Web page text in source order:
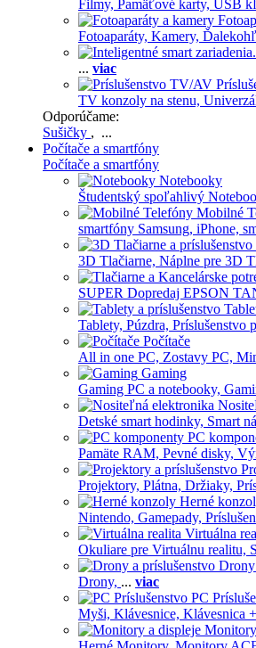
Filmy, Pamäťové karty, USB
Fotoaparáty, Kamery,
... viac
TV konzoly na stenu,
Odporúčame:
Sušičky , ...
Počítače a smartfóny
Počítače a smartfóny
Notebooky
Študentský spoľahlivý
Mobilné
smartfóny Samsung, iPhone,
3D Tlačiarne, Náplne pre 3D
SUPER Dopredaj EPSON
Tablety, Púzdra, Príslušenstvo
Počítače
All in one PC, Zostavy PC,
Gaming
Gaming PC a notebooky,
Detské smart hodinky, Smart
PC
Pamäte RAM, Pevné disky,
Projektory, Plátna, Držiaky,
Herné
Nintendo, Gamepady,
Virtuálna
Okuliare pre Virtuálnu realitu,
Drony
Drony, ... viac
PC
Myši, Klávesnice, Klávesnica